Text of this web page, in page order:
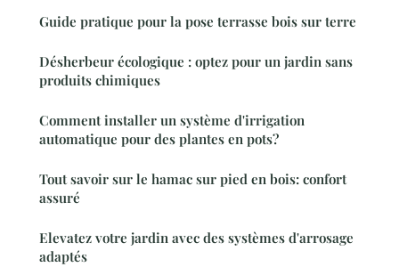
Guide pratique pour la pose terrasse bois sur terre
Désherbeur écologique : optez pour un jardin sans
produits chimiques
Comment installer un système d'irrigation
automatique pour des plantes en pots?
Tout savoir sur le hamac sur pied en bois: confort
assuré
Elevatez votre jardin avec des systèmes d'arrosage
adaptés